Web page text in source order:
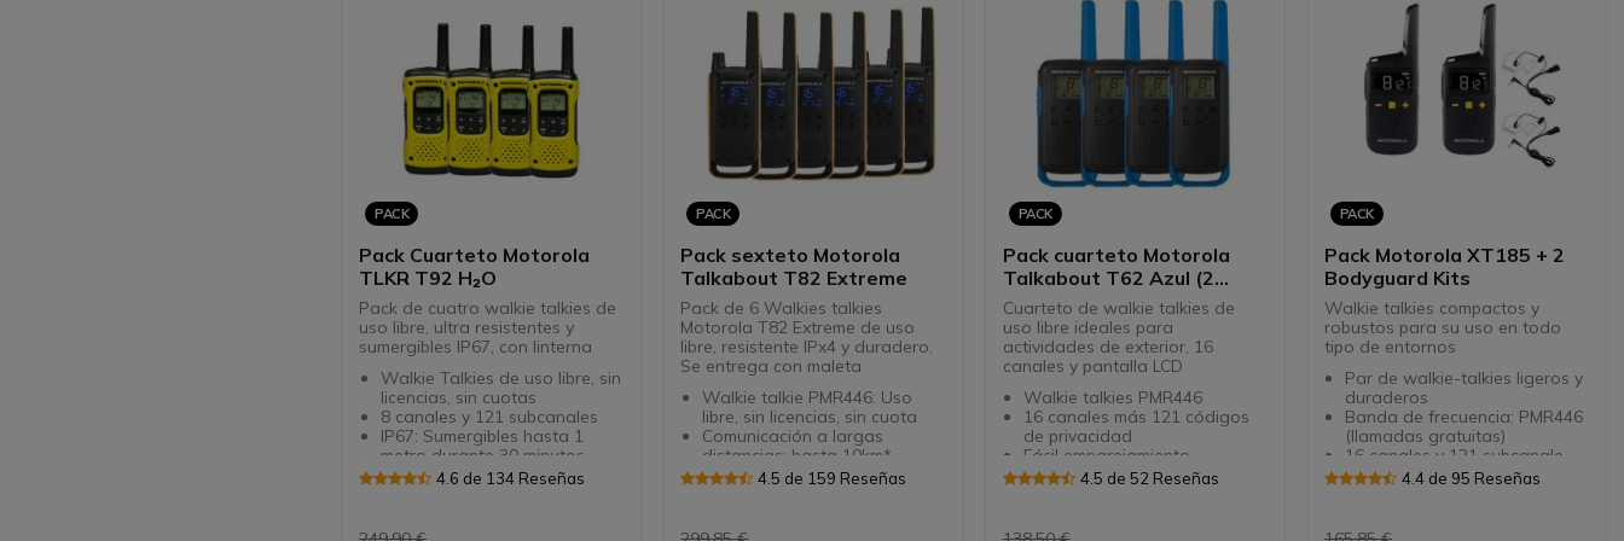
Carcasa robusta y resistente a
los golpes para uso industrial
y en exteriores
Escaneo de canales y alarma
por vibración para una
comunicación fiable
con accesorios
PACK
Pack Cuarteto Motorola
TLKR T92 H₂O
Pack de cuatro walkie talkies de
uso libre, ultra resistentes y
sumergibles IP67, con linterna
Walkie Talkies de uso libre, sin
licencias, sin cuotas
8 canales y 121 subcanales
IP67: Sumergibles hasta 1
metro durante 30 minutos
Función de escaneado, aviso
Modo manos libres iVOX.
4.6 de 134 Reseñas
PACK
Pack sexteto Motorola
Talkabout T82 Extreme
Pack de 6 Walkies talkies
Motorola T82 Extreme de uso
libre, resistente IPx4 y duradero.
Se entrega con maleta
Walkie talkie PMR446: Uso
libre, sin licencias, sin cuota
Comunicación a largas
distancias: hasta 10km*
Carcasa reforzada: norma
Baterías NiMH: 18 horas de
4.5 de 159 Reseñas
PACK
Pack cuarteto Motorola
Talkabout T62 Azul (2
pares)
Cuarteto de walkie talkies de
uso libre ideales para
actividades de exterior, 16
canales y pantalla LCD
Walkie talkies PMR446
16 canales más 121 códigos
de privacidad
Fácil emparejamiento
Pantalla LCD retroiluminada
alcalinas AA estándar
4.5 de 52 Reseñas
PACK
Pack Motorola XT185 + 2
Bodyguard Kits
Walkie talkies compactos y
robustos para su uso en todo
tipo de entornos
Par de walkie-talkies ligeros y
duraderos
Banda de frecuencia: PMR446
(llamadas gratuitas)
16 canales y 121 subcanale.
Pantalla LCD: mejor visibilidad
Audio de alta calidad: modo
4.4 de 95 Reseñas